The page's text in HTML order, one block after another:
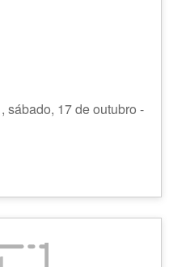
sábado, 17 de outubro -